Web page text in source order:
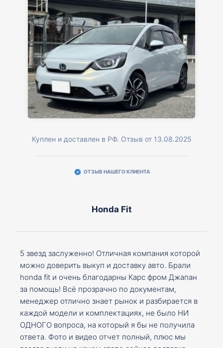
Куплен и доставлен в РФ. Отзыв от 13.08.2025
ОТЗЫВ НАШЕГО КЛИЕНТА
Honda Fit
5 звезд заслуженно! Отличная компания которой
можно доверить выкуп и доставку авто. Брали
honda fit и очень благодарны Карс фром Джапан
за помощь! Всё прозрачно по документам,
менеджер отлично знает рынок и разбирается в
каждой модели и комплектациях, не было НИ
ОДНОГО вопроса, на который я бы не получила
ответа. Фото и видео отчет полный, плюс мы